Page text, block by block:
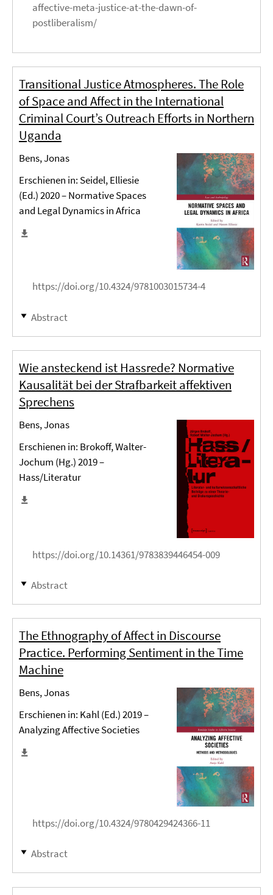
affective-meta-justice-at-the-dawn-of-
postliberalism/
Transitional Justice Atmospheres. The Role
of Space and Affect in the International
Criminal Court’s Outreach Efforts in Northern
Uganda
Bens, Jonas
Erschienen in: Seidel, Elliesie
(Ed.) 2020 – Normative Spaces
and Legal Dynamics in Africa
https://doi.org/10.4324/9781003015734-4
Abstract
Wie ansteckend ist Hassrede? Normative
Kausalität bei der Strafbarkeit affektiven
Sprechens
Bens, Jonas
Erschienen in: Brokoff, Walter-
Jochum (Hg.) 2019 –
Hass/Literatur
https://doi.org/10.14361/9783839446454-009
Abstract
The Ethnography of Affect in Discourse
Practice. Performing Sentiment in the Time
Machine
Bens, Jonas
Erschienen in: Kahl (Ed.) 2019 –
Analyzing Affective Societies
https://doi.org/10.4324/9780429424366-11
Abstract